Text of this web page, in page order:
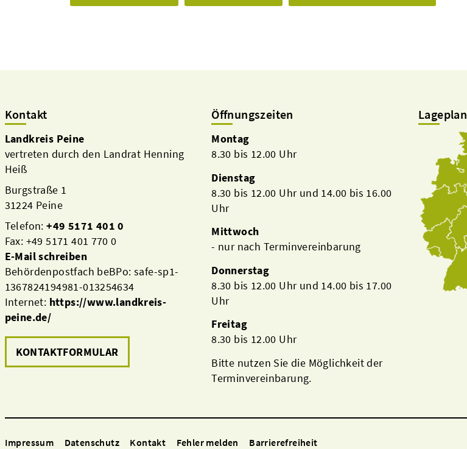
Kontakt
Landkreis Peine
vertreten durch den Landrat Henning
Heiß
Burgstraße 1
31224 Peine
Telefon:+49 5171 401 0
Fax: +49 5171 401 770 0
E-Mail schreiben
Behördenpostfach beBPo: safe-sp1-
1367824194981-013254634
Internet: https://www.landkreis-
peine.de/
KONTAKTFORMULAR
Öffnungszeiten
Montag
8.30 bis 12.00 Uhr
Dienstag
8.30 bis 12.00 Uhr und 14.00 bis 16.00
Uhr
Mittwoch
- nur nach Terminvereinbarung
Donnerstag
8.30 bis 12.00 Uhr und 14.00 bis 17.00
Uhr
Freitag
8.30 bis 12.00 Uhr
Bitte nutzen Sie die Möglichkeit der
Terminvereinbarung.
Lageplan
Impressum Datenschutz Kontakt Fehler melden Barrierefreiheit